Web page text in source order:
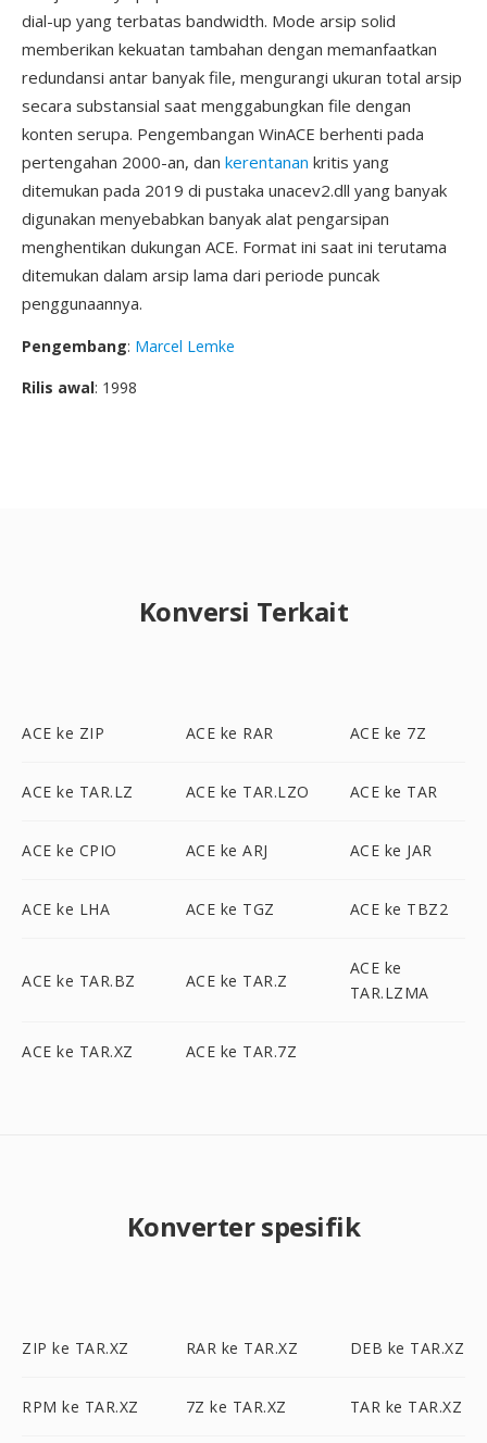
dial-up yang terbatas bandwidth. Mode arsip solid
memberikan kekuatan tambahan dengan memanfaatkan
redundansi antar banyak file, mengurangi ukuran total arsip
secara substansial saat menggabungkan file dengan
konten serupa. Pengembangan WinACE berhenti pada
pertengahan 2000-an, dan kerentanan kritis yang
ditemukan pada 2019 di pustaka unacev2.dll yang banyak
digunakan menyebabkan banyak alat pengarsipan
menghentikan dukungan ACE. Format ini saat ini terutama
ditemukan dalam arsip lama dari periode puncak
penggunaannya.
Pengembang: Marcel Lemke
Rilis awal: 1998
Konversi Terkait
ACE ke ZIP ACE ke RAR ACE ke 7Z
ACE ke TAR.LZ ACE ke TAR.LZO ACE ke TAR
ACE ke CPIO ACE ke ARJ ACE ke JAR
ACE ke LHA ACE ke TGZ ACE ke TBZ2
ACE ke TAR.BZ ACE ke TAR.Z
ACE ke
TAR.LZMA
ACE ke TAR.XZ ACE ke TAR.7Z
Konverter spesifik
ZIP ke TAR.XZ RAR ke TAR.XZ DEB ke TAR.XZ
RPM ke TAR.XZ 7Z ke TAR.XZ TAR ke TAR.XZ